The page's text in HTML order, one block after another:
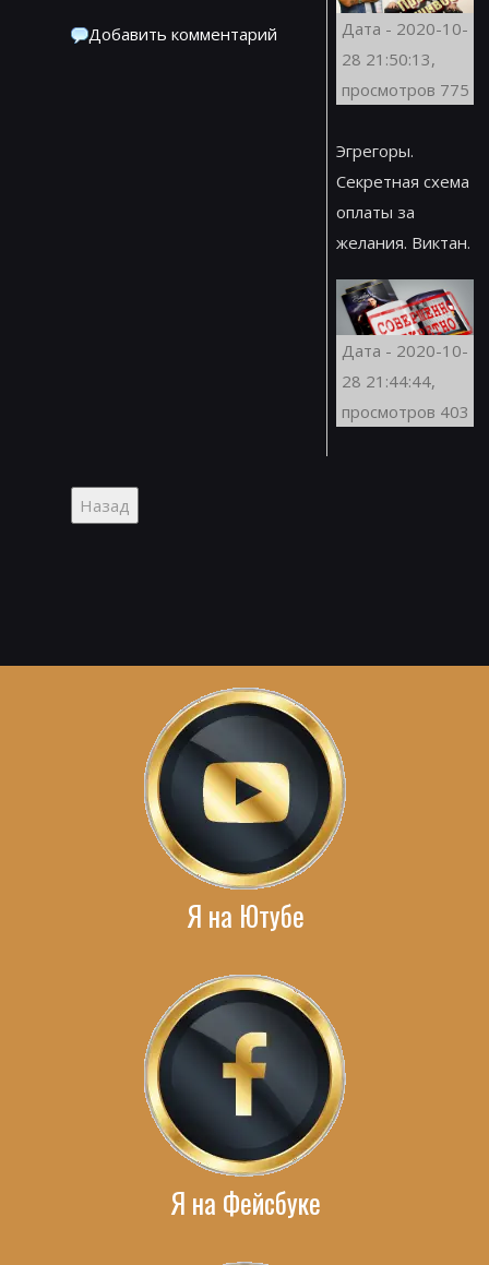
Добавить комментарий
Дата - 2020-10-
28 21:50:13,
просмотров 775
Эгрегоры.
Секретная схема
оплаты за
желания. Виктан.
Дата - 2020-10-
28 21:44:44,
просмотров 403
Я на Ютубе
Я на Фейсбуке